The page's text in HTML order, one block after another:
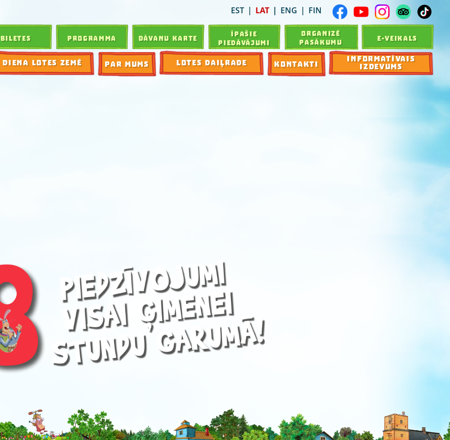
EST LAT ENG FIN
BILETES PROGRAMMA DĀVANU KARTE
ĪPAŠIE
PIEDĀVĀJUMI
ORGANIZĒ
PASĀKUMU
E-VEIKALS
DIENA LOTES ZEMĒ PAR MUMS LOTES DAIĻRADE KONTAKTI
INFORMATĪVAIS
IZDEVUMS